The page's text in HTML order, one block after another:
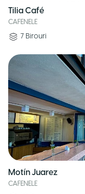
Tilia Café
CAFENELE
7 Birouri
Motín Juarez
CAFENELE